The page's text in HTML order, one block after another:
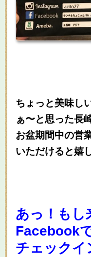
ちょっと美味し
ぁ〜と思った長
お盆期間中の営
いただけると嬉
あっ！もし
Facebook
チェックイ